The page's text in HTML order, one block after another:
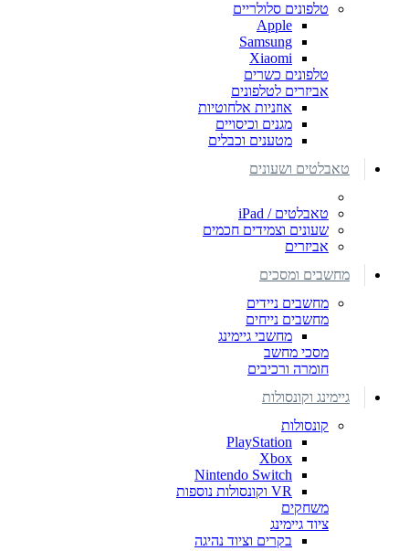
טלפונים סלולריים
Apple
Samsung
Xiaomi
טלפונים כשרים
אביזרים לטלפונים
אוזניות אלחוטיות
מגנים וכיסויים
מטענים וכבלים
טאבלטים ושעונים
טאבלטים / iPad
שעונים וצמידים חכמים
אביזרים
מחשבים ומסכים
מחשבים ניידים
מחשבים נייחים
מחשבי גיימינג
מסכי מחשב
חומרה ורכיבים
גיימינג וקונסולות
קונסולות
PlayStation
Xbox
Nintendo Switch
VR וקונסולות נוספות
משחקים
ציוד גיימינג
בקרים וציוד נהיגה